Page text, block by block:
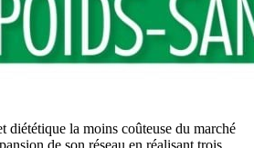
diététique la moins coûteuse du marché